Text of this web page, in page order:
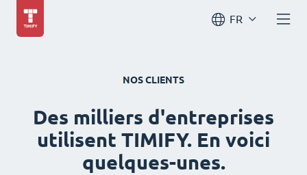
FR
NOS CLIENTS
Des milliers d'entreprises
utilisent TIMIFY. En voici
quelques-unes.